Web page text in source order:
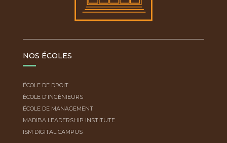
NOS ÉCOLES
ÉCOLE DE DROIT
ÉCOLE D'INGÉNIEURS
ÉCOLE DE MANAGEMENT
MADIBA LEADERSHIP INSTITUTE
ISM DIGITAL CAMPUS